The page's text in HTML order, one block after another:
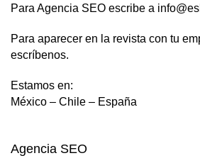
Para Agencia SEO escribe a
Para aparecer en la revista con tu
escríbenos.
Estamos en:
México – Chile – España
Agencia SEO